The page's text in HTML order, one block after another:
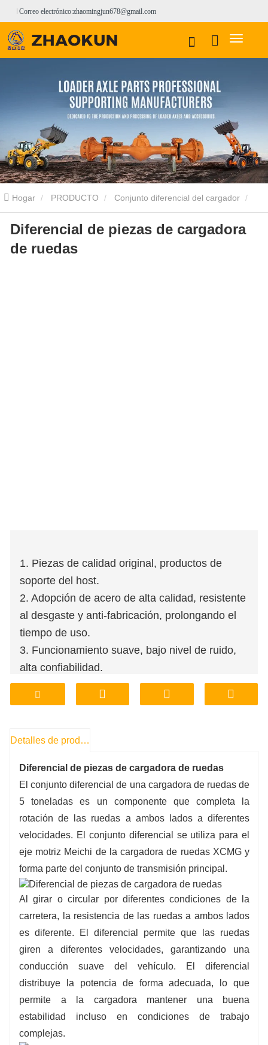
Correo electrónico:zhaomingjun678@gmail.com
Hogar PRODUCTO Conjunto diferencial del cargador
Conjunto diferencial del cargador XCMG Diferencial de piezas de
cargadora de ruedas
Diferencial de piezas de cargadora
de ruedas
1. Piezas de calidad original, productos de
soporte del host.
2. Adopción de acero de alta calidad, resistente
al desgaste y anti-fabricación, prolongando el
tiempo de uso.
3. Funcionamiento suave, bajo nivel de ruido,
alta confiabilidad.
4. Tienda de fábrica, soporte de
personalización de procesamiento.
6. Almacenamiento en fábrica, entrega,
Detalles de producto
Diferencial de piezas de cargadora de ruedas
El conjunto diferencial de una cargadora de ruedas de
5 toneladas es un componente que completa la
rotación de las ruedas a ambos lados a diferentes
velocidades. El conjunto diferencial se utiliza para el
eje motriz Meichi de la cargadora de ruedas XCMG y
forma parte del conjunto de transmisión principal.
Al girar o circular por diferentes condiciones de la
carretera, la resistencia de las ruedas a ambos lados
es diferente. El diferencial permite que las ruedas
giren a diferentes velocidades, garantizando una
conducción suave del vehículo. El diferencial
distribuye la potencia de forma adecuada, lo que
permite a la cargadora mantener una buena
estabilidad incluso en condiciones de trabajo
complejas.